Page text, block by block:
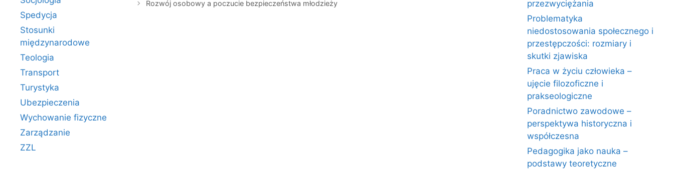
Rozwój osobowy a poczucie bezpieczeństwa młodzieży
Spedycja
Stosunki
międzynarodowe
Teologia
Transport
Turystyka
Ubezpieczenia
Wychowanie fizyczne
Zarządzanie
ZZL
przezwyciężania
Problematyka
niedostosowania społecznego i
przestępczości: rozmiary i
skutki zjawiska
Praca w życiu człowieka –
ujęcie filozoficzne i
prakseologiczne
Poradnictwo zawodowe –
perspektywa historyczna i
współczesna
Pedagogika jako nauka –
podstawy teoretyczne